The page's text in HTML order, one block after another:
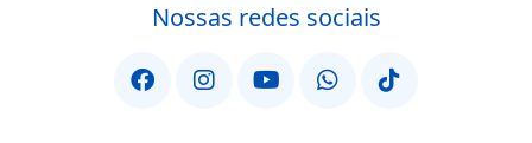
Nossas redes sociais